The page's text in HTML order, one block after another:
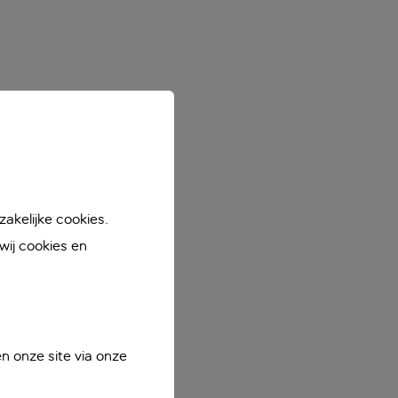
cookies.
cookies en
onze site via onze